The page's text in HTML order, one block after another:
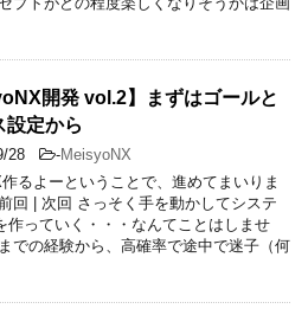
開発 vol.2】まずはゴールと
設定から
28 -MeisyoNX
るよーということで、進めてまいりま
回 | 次回 さっそく手を動かしてシステ
作っていく・・・なんてことはしませ
での経験から、高確率で途中で迷子（何